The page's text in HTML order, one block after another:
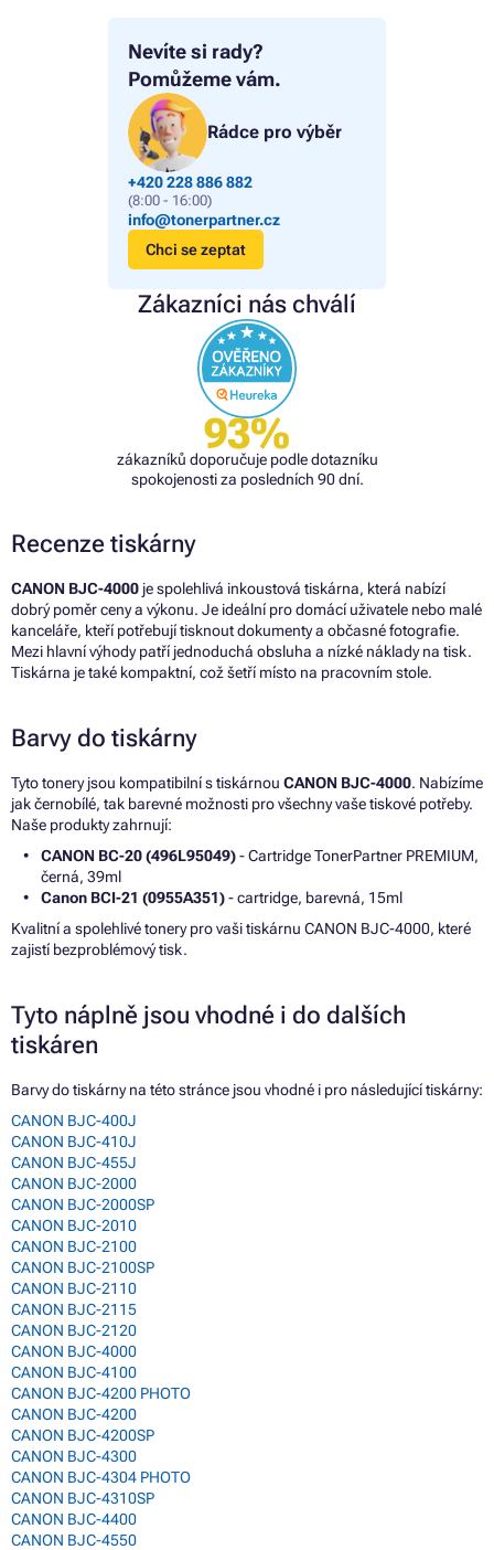
Nevíte si rady?
Pomůžeme vám.
Rádce pro výběr
+420 228 886 882
(8:00 - 16:00)
info@tonerpartner.cz
Chci se zeptat
Zákazníci nás chválí
93%
zákazníků doporučuje podle dotazníku
spokojenosti za posledních 90 dní.
Recenze tiskárny
CANON BJC-4000 je spolehlivá inkoustová tiskárna, která nabízí
dobrý poměr ceny a výkonu. Je ideální pro domácí uživatele nebo malé
kanceláře, kteří potřebují tisknout dokumenty a občasné fotografie.
Mezi hlavní výhody patří jednoduchá obsluha a nízké náklady na tisk.
Tiskárna je také kompaktní, což šetří místo na pracovním stole.
Barvy do tiskárny
Tyto tonery jsou kompatibilní s tiskárnou CANON BJC-4000. Nabízíme
jak černobílé, tak barevné možnosti pro všechny vaše tiskové potřeby.
Naše produkty zahrnují:
CANON BC-20 (496L95049)- Cartridge TonerPartner PREMIUM,
černá, 39ml
Canon BCI-21 (0955A351)- cartridge, barevná, 15ml
Kvalitní a spolehlivé tonery pro vaši tiskárnu CANON BJC-4000, které
zajistí bezproblémový tisk.
Tyto náplně jsou vhodné i do dalších
tiskáren
Barvy do tiskárny na této stránce jsou vhodné i pro následující tiskárny:
CANON BJC-400J
CANON BJC-410J
CANON BJC-455J
CANON BJC-2000
CANON BJC-2000SP
CANON BJC-2010
CANON BJC-2100
CANON BJC-2100SP
CANON BJC-2110
CANON BJC-2115
CANON BJC-2120
CANON BJC-4000
CANON BJC-4100
CANON BJC-4200 PHOTO
CANON BJC-4200
CANON BJC-4200SP
CANON BJC-4300
CANON BJC-4304 PHOTO
CANON BJC-4310SP
CANON BJC-4400
CANON BJC-4550